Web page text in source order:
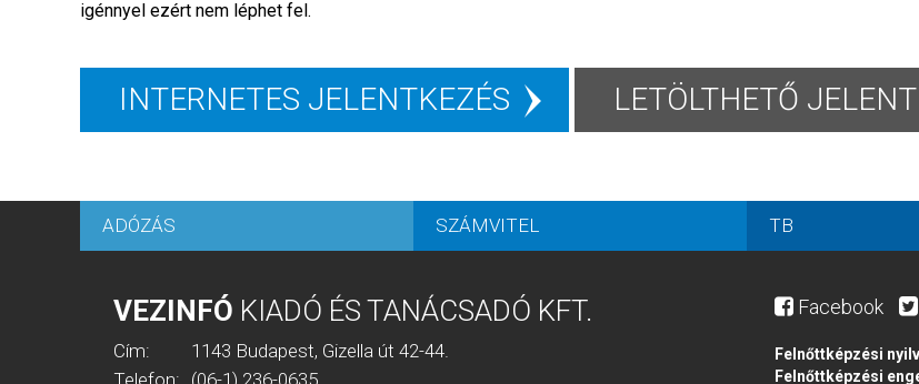
igénnyel ezért nem léphet fel.
INTERNETES JELENTKEZÉS LETÖLTHETŐ
ADÓZÁS SZÁMVITEL TB
VEZINFÓ KIADÓ ÉS TANÁCSADÓ KFT.
Cím:
1143 Budapest, Gizella út 42-44.
Telefon: (06-1) 236-0635
Facebook
Felnőttképzési
Felnőttképzési